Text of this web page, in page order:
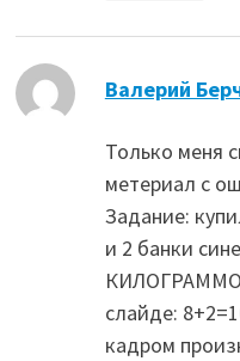
Валерий
Только меня
метериал с
Задание:
и 2 банки
слайде:
кадром